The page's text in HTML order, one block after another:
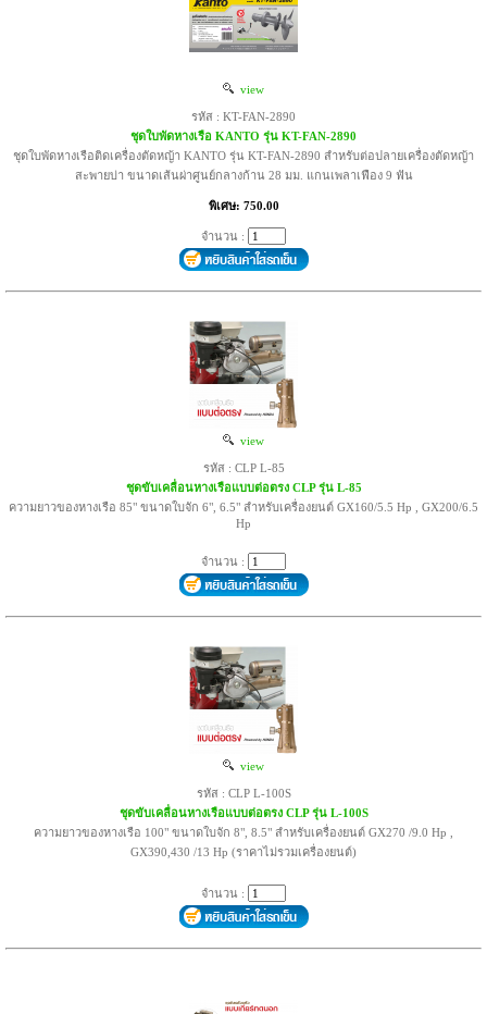
view
รหัส : KT-FAN-2890
ชุดใบพัดหางเรือ KANTO รุ่น KT-FAN-2890
ชุดใบพัดหางเรือติดเครื่องตัดหญ้า KANTO รุ่น KT-FAN-2890 สำหรับต่อปลายเครื่องตัดหญ้า
สะพายบ่า ขนาดเส้นผ่าศูนย์กลางก้าน 28 มม. แกนเพลาเฟือง 9 ฟัน
พิเศษ: 750.00
จำนวน :
view
รหัส : CLP L-85
ชุดขับเคลื่อนหางเรือแบบต่อตรง CLP รุ่น L-85
ความยาวของหางเรือ 85" ขนาดใบจัก 6", 6.5" สำหรับเครื่องยนต์ GX160/5.5 Hp , GX200/6.5
Hp
จำนวน :
view
รหัส : CLP L-100S
ชุดขับเคลื่อนหางเรือแบบต่อตรง CLP รุ่น L-100S
ความยาวของหางเรือ 100" ขนาดใบจัก 8", 8.5" สำหรับเครื่องยนต์ GX270 /9.0 Hp ,
GX390,430 /13 Hp (ราคาไม่รวมเครื่องยนต์)
จำนวน :